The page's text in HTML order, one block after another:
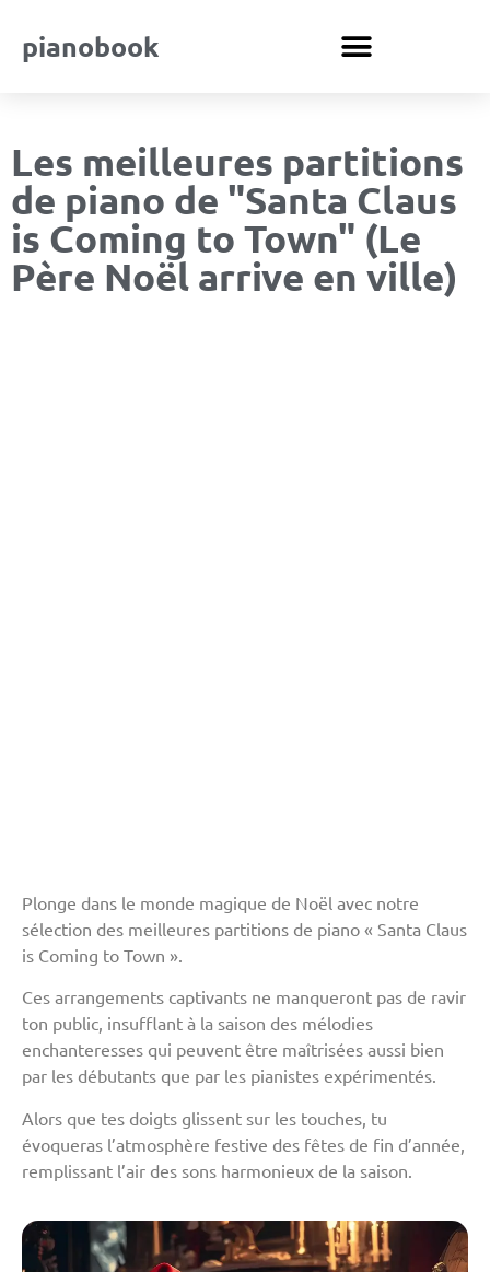
pianobook
Les meilleures partitions
de piano de "Santa Claus
is Coming to Town" (Le
Père Noël arrive en ville)
Plonge dans le monde magique de Noël avec notre
sélection des meilleures partitions de piano « Santa Claus
is Coming to Town ».
Ces arrangements captivants ne manqueront pas de ravir
ton public, insufflant à la saison des mélodies
enchanteresses qui peuvent être maîtrisées aussi bien
par les débutants que par les pianistes expérimentés.
Alors que tes doigts glissent sur les touches, tu
évoqueras l’atmosphère festive des fêtes de fin d’année,
remplissant l’air des sons harmonieux de la saison.